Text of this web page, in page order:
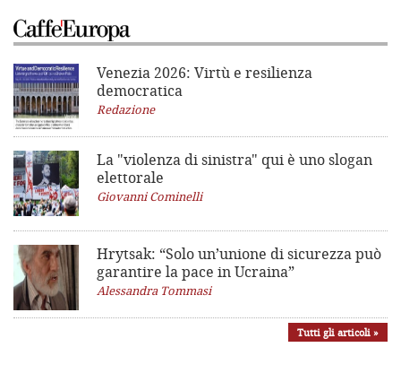
Venezia 2026: Virtù e resilienza
democratica
Redazione
La "violenza di sinistra" qui è uno slogan
elettorale
Giovanni Cominelli
Hrytsak: “Solo un’unione di sicurezza può
garantire la pace in Ucraina”
Alessandra Tommasi
Tutti gli articoli »